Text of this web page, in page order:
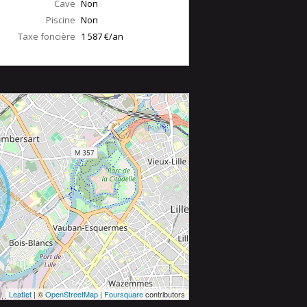
Cave Non
Piscine Non
Taxe foncière 1 587 €/an
Leaflet | ©OpenStreetMap|Foursquarecontributors